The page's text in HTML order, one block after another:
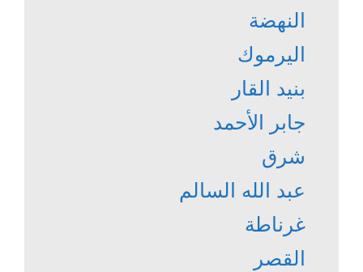
النهضة
اليرموك
بنيد القار
جابر الأحمد
شرق
عبد الله السالم
غرناطة
القصر